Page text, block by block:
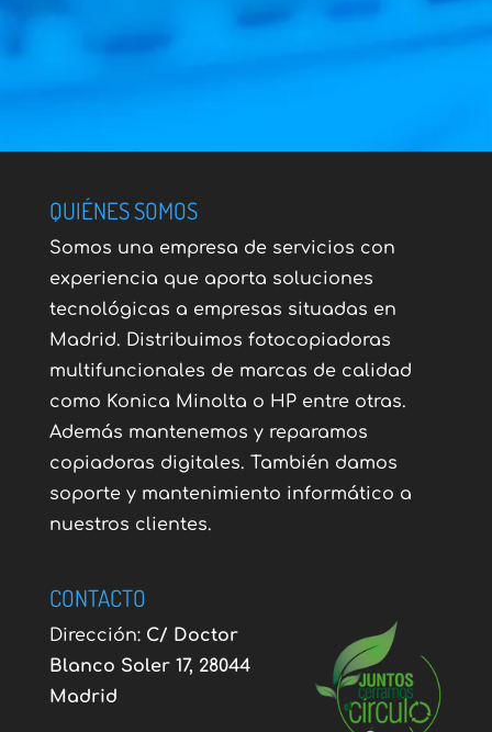
QUIÉNES SOMOS
Somos una empresa de servicios con
experiencia que aporta soluciones
tecnológicas a empresas situadas en
Madrid. Distribuimos fotocopiadoras
multifuncionales de marcas de calidad
como Konica Minolta o HP entre otras.
Además mantenemos y reparamos
copiadoras digitales. También damos
soporte y mantenimiento informático a
nuestros clientes.
CONTACTO
Dirección: C/ Doctor
Blanco Soler 17, 28044
Madrid